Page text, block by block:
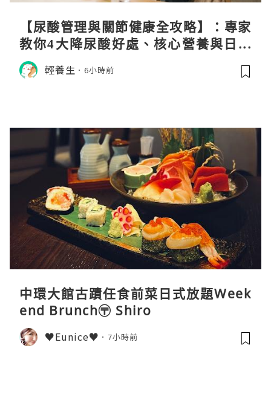
【尿酸管理與關節健康全攻略】：專家
教你4大降尿酸好處、核心營養與日常
飲食調理秘訣
輕養生 6小時前
中環大館古蹟任食前菜日式放題Week
end Brunch〶 Shiro
♥Eunice♥ 7小時前